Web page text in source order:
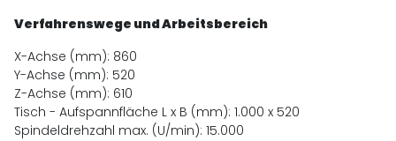
Verfahrenswege und Arbeitsbereich
X-Achse (mm): 860
Y-Achse (mm): 520
Z-Achse (mm): 610
Tisch - Aufspannfläche L x B (mm): 1.000 x 520
Spindeldrehzahl max. (U/min): 15.000